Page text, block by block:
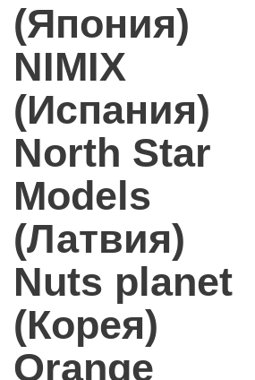
(Япония)
NIMIX
(Испания)
North Star
Models
(Латвия)
Nuts planet
(Корея)
Orange